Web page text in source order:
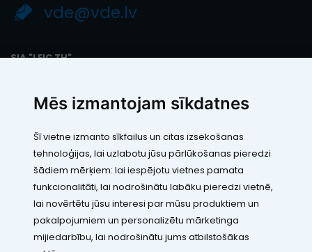
Mēs izmantojam sīkdatnes
Šī vietne izmanto sīkfailus un citas izsekošanas
tehnoloģijas, lai uzlabotu jūsu pārlūkošanas pieredzi
šādiem mērķiem: lai iespējotu vietnes pamata
funkcionalitāti, lai nodrošinātu labāku pieredzi vietnē,
lai novērtētu jūsu interesi par mūsu produktiem un
pakalpojumiem un personalizētu mārketinga
mijiedarbību, lai nodrošinātu jums atbilstošākas
vde@vde.lv
SIA "LEIC TH"
Juridiskā adrese: Rāmuļu iela 33, Rīga, LV-1005
Banka: Paysera LT, UAB
Konts: LT123500010005426773
Kontakti